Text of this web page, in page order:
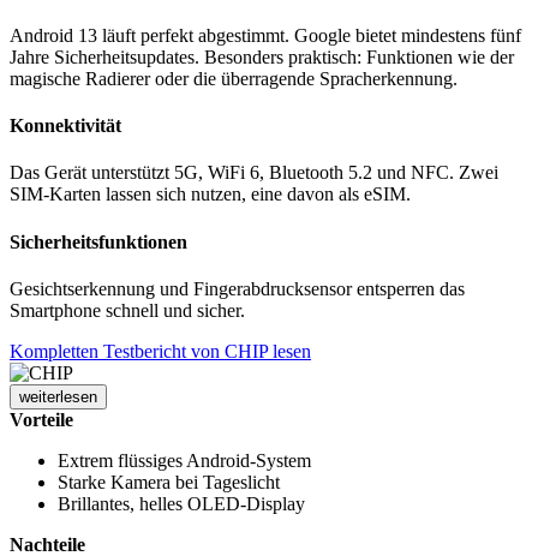
Android 13 läuft perfekt abgestimmt. Google bietet mindestens fünf
Jahre Sicherheitsupdates. Besonders praktisch: Funktionen wie der
magische Radierer oder die überragende Spracherkennung.
Konnektivität
Das Gerät unterstützt 5G, WiFi 6, Bluetooth 5.2 und NFC. Zwei
SIM-Karten lassen sich nutzen, eine davon als eSIM.
Sicherheitsfunktionen
Gesichtserkennung und Fingerabdrucksensor entsperren das
Smartphone schnell und sicher.
Kompletten Testbericht von CHIP lesen
weiterlesen
Vorteile
Extrem flüssiges Android-System
Starke Kamera bei Tageslicht
Brillantes, helles OLED-Display
Nachteile